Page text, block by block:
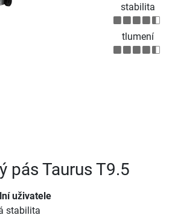
stabilita
tlumení
pás Taurus T9.5
uživatele
stabilita